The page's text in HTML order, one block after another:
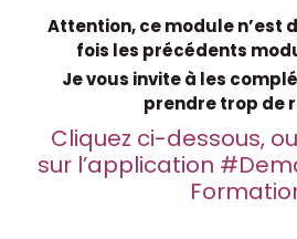
Attention, ce module n’est
fois les précédents
Je vous invite à les
prendre trop de
Cliquez ci-dessous,
sur l’application